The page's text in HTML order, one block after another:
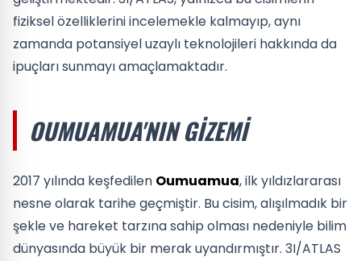
fiziksel özelliklerini incelemekle kalmayıp, aynı
zamanda potansiyel uzaylı teknolojileri hakkında da
ipuçları sunmayı amaçlamaktadır.
OUMUAMUA'NIN GIZEMI
2017 yılında keşfedilen Oumuamua, ilk yıldızlararası
nesne olarak tarihe geçmiştir. Bu cisim, alışılmadık bir
şekle ve hareket tarzına sahip olması nedeniyle bilim
dünyasında büyük bir merak uyandırmıştır. 3I/ATLAS